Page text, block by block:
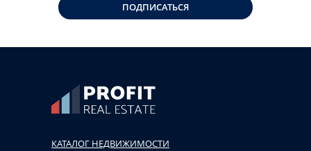
ПОДПИСАТЬСЯ
КАТАЛОГ НЕДВИЖИМОСТИ